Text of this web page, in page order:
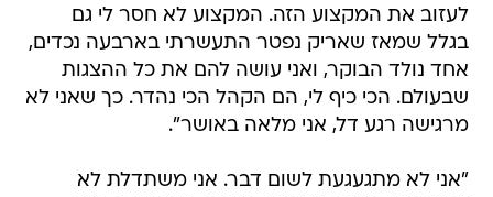
לעזוב את המקצוע הזה. המקצוע לא חסר לי גם
בגלל שמאז שאריק נפטר התעשרתי בארבעה נכדים,
אחד נולד הבוקר, ואני עושה להם את כל ההצגות
שבעולם. הכי כיף לי, הם הקהל הכי נהדר. כך שאני לא
מרגישה רגע דל, אני מלאה באושר".
"אני לא מתגעגעת לשום דבר. אני משתדלת לא